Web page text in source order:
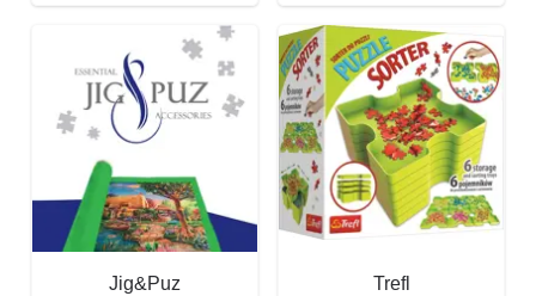
Jig&Puz
Trefl